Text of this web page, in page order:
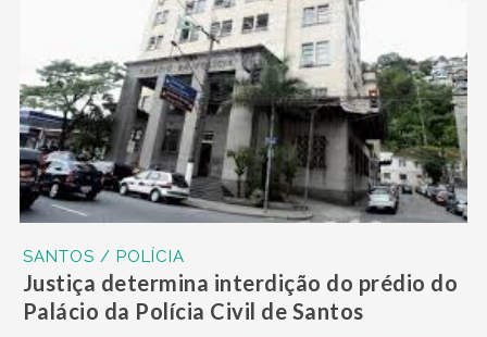
SANTOS / POLÍCIA
Justiça determina interdição do prédio do
Palácio da Polícia Civil de Santos